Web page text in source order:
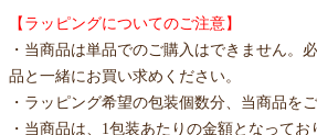
【ラッピングについてのご注意】
・当商品は単品でのご購入はできません。
品と一緒にお買い求めください。
・ラッピング希望の包装個数分、当商品を
・当商品は、1包装あたりの金額となってお